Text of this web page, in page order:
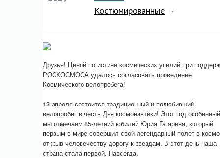
Костюмированные
Друзья! Ценой по истине космических усилий при
РОСКОСМОСА удалось согласовать проведение
Космического велопробега!
13 апреля состоится традиционный и полюбивший
велопробег в честь Дня космонавтики! Этот год
мы отмечаем 85-летний юбилей Юрия Гагарина, который
первым в мире совершил свой легендарный полет в
открыв человечеству дорогу к звездам. В этот день наша
страна стала первой. Навсегда.